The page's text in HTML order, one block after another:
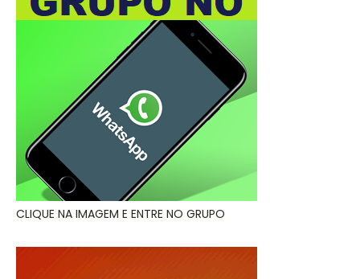
CLIQUE NA IMAGEM E ENTRE NO GRUPO